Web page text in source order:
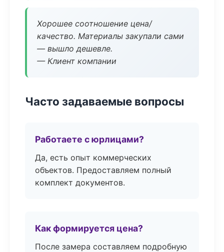
Хорошее соотношение цена/
качество. Материалы закупали сами
— вышло дешевле.
— Клиент компании
Часто задаваемые вопросы
Работаете с юрлицами?
Да, есть опыт коммерческих
объектов. Предоставляем полный
комплект документов.
Как формируется цена?
После замера составляем подробную